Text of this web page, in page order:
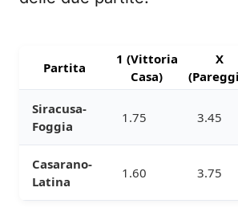
Partita
1 (Vittoria
Casa)
X
Siracusa-
Foggia
1.75 3.45
Casarano-
Latina
1.60 3.75